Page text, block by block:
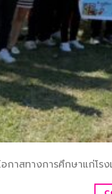
าสทางการศึกษาแก่โรง